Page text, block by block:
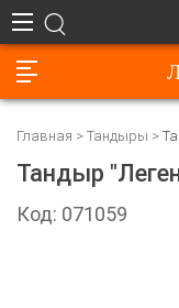
Главная Тандыры
Тандыр
Код: 071059